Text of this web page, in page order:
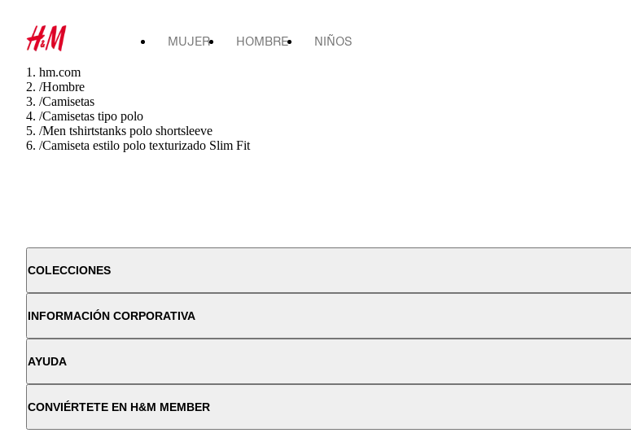
MUJER HOMBRE NIÑOS
hm.com
/Hombre
/Camisetas
/Camisetas tipo polo
/Men tshirtstanks polo shortsleeve
/Camiseta estilo polo texturizado Slim Fit
COLECCIONES
INFORMACIÓN CORPORATIVA
AYUDA
CONVIÉRTETE EN H&M MEMBER